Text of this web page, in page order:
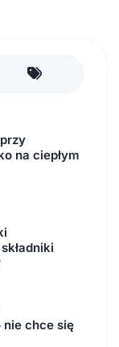
na ciepłym
nie chce się